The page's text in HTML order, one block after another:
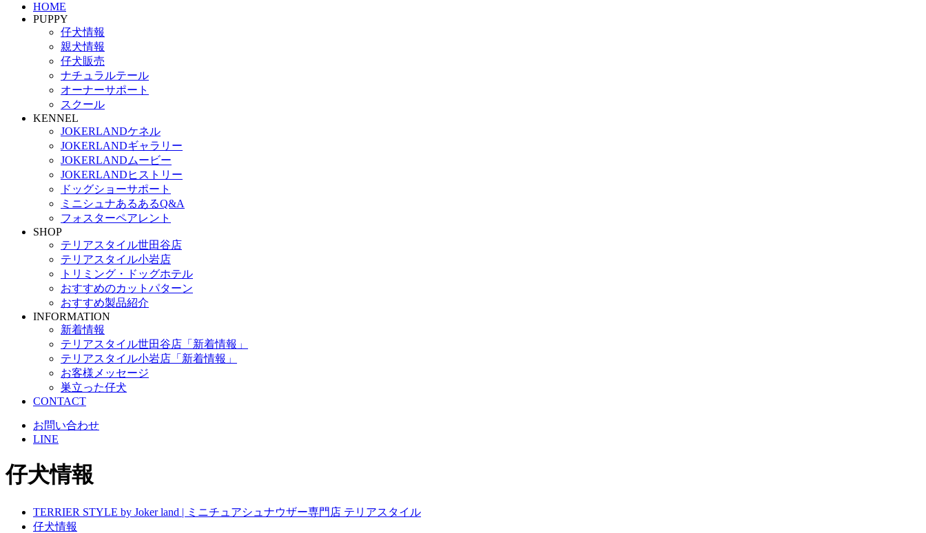
HOME
PUPPY
仔犬情報
親犬情報
仔犬販売
ナチュラルテール
オーナーサポート
スクール
KENNEL
JOKERLANDケネル
JOKERLANDギャラリー
JOKERLANDムービー
JOKERLANDヒストリー
ドッグショーサポート
ミニシュナあるあるQ&A
フォスターペアレント
SHOP
テリアスタイル世田谷店
テリアスタイル小岩店
トリミング・ドッグホテル
おすすめのカットパターン
おすすめ製品紹介
INFORMATION
新着情報
テリアスタイル世田谷店「新着情報」
テリアスタイル小岩店「新着情報」
お客様メッセージ
巣立った仔犬
CONTACT
お問い合わせ
LINE
仔犬情報
TERRIER STYLE by Joker land | ミニチュアシュナウザー専門店 テリアスタイル
仔犬情報